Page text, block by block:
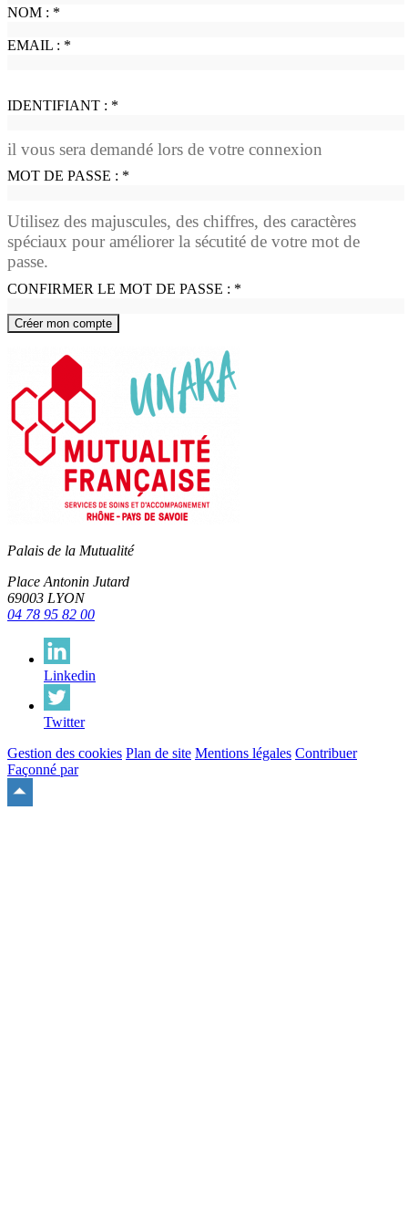
NOM : *
EMAIL : *
IDENTIFIANT : *
il vous sera demandé lors de votre connexion
MOT DE PASSE : *
Utilisez des majuscules, des chiffres, des caractères
spéciaux pour améliorer la sécutité de votre mot de
passe.
CONFIRMER LE MOT DE PASSE : *
Palais de la Mutualité
Place Antonin Jutard
69003 LYON
04 78 95 82 00
Linkedin
Twitter
Gestion des cookies Plan de site Mentions légales Contribuer
Façonné par